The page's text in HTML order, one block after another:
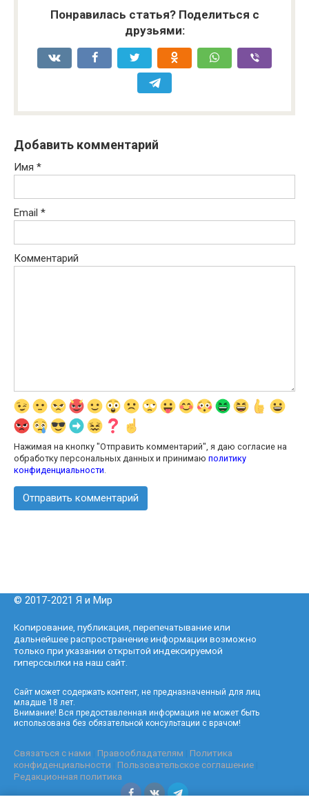
Понравилась статья? Поделиться с
друзьями:
Добавить комментарий
Имя *
Email *
Комментарий
Нажимая на кнопку "Отправить комментарий", я даю согласие на
обработку персональных данных и принимаю политику
конфиденциальности
© 2017-2021 Я и Мир
Копирование, публикация, перепечатывание или
дальнейшее распространение информации возможно
только при указании открытой индексируемой
гиперссылки на наш сайт.
Сайт может содержать контент, не предназначенный для лиц
младше 18 лет.
Внимание! Вся предоставленная информация не может быть
использована без обязательной консультации с врачом!
Связаться с нами Правообладателям
Политика
конфиденциальности
Пользовательское соглашение
Редакционная политика